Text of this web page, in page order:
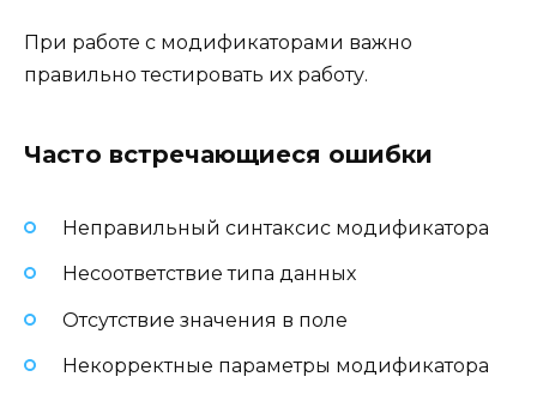
При работе с модификаторами важно
правильно тестировать их работу.
Часто встречающиеся ошибки
Неправильный синтаксис модификатора
Несоответствие типа данных
Отсутствие значения в поле
Некорректные параметры модификатора